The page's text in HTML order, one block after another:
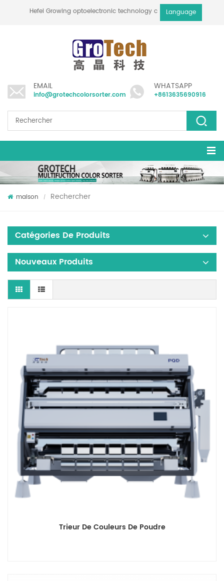
Hefei Growing optoelectronic technology co., ltdLanguage
EMAIL
info@grotechcolorsorter.com
WHATSAPP
+8613635690916
maison / Rechercher
Catégories De Produits
Nouveaux Produits
Trieur De Couleurs De Poudre